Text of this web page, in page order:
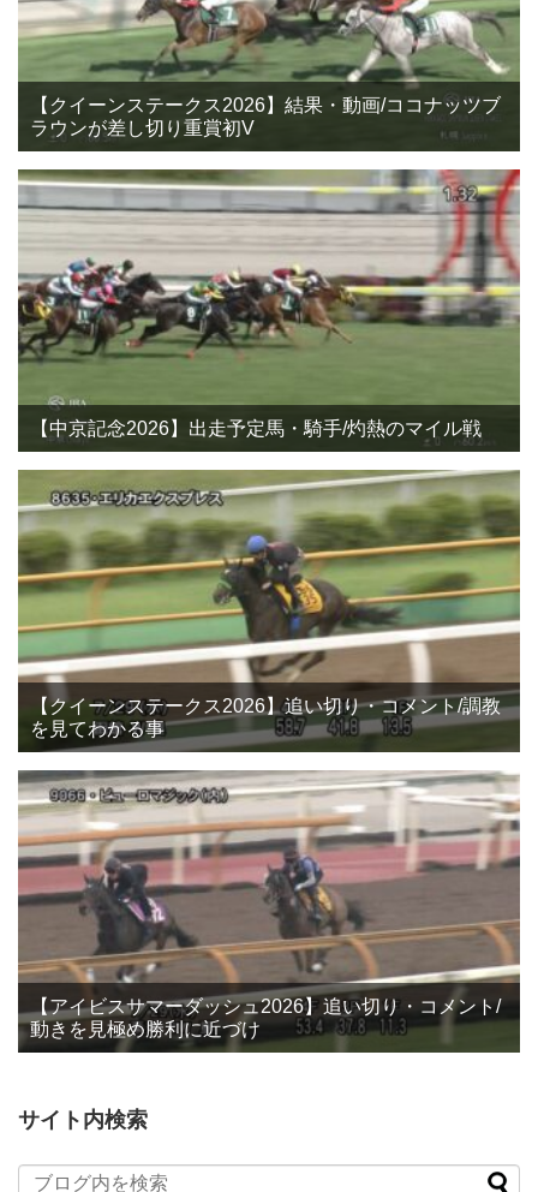
【クイーンステークス2026】結果・動画/ココナッツブ
ラウンが差し切り重賞初V
【中京記念2026】出走予定馬・騎手/灼熱のマイル戦
【クイーンステークス2026】追い切り・コメント/調教
を見てわかる事
【アイビスサマーダッシュ2026】追い切り・コメント/
動きを見極め勝利に近づけ
サイト内検索